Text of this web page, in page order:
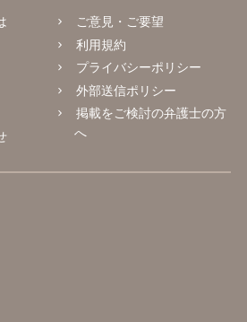
ご意見・ご要望
利用規約
プライバシーポリシー
外部送信ポリシー
掲載をご検討の弁護士の方
へ